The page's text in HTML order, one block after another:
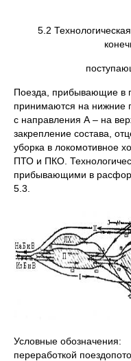
5.2
Поезда, прибывающие в
принимаются на нижние
с направления А – на
закрепление состава,
уборка в локомотивное
ПТО и ПКО.
прибывающими в
5.3.
Условные
переработкой